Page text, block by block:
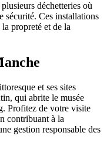
déchetteries où
sécurité. Ces installations
propreté et de la
et ses sites
qui abrite le musée
Profitez de votre visite
contribuant à la
gestion responsable des